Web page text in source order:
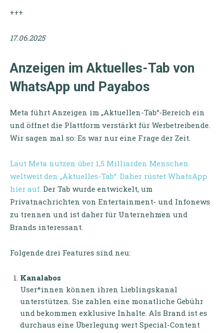
+++
17.06.2025
Anzeigen im Aktuelles-Tab von
WhatsApp und Payabos
Meta führt Anzeigen im „Aktuellen-Tab“-Bereich ein
und öffnet die Plattform verstärkt für Werbetreibende.
Wir sagen mal so: Es war nur eine Frage der Zeit.
Laut Meta nutzen über 1,5 Milliarden Menschen
weltweit den „Aktuelles-Tab“. Daher rüstet WhatsApp
hier auf. Der Tab wurde entwickelt, um
Privatnachrichten von Entertainment- und Infonews
zu trennen und ist daher für Unternehmen und
Brands interessant.
Folgende drei Features sind neu:
Kanalabos
User*innen können ihren Lieblingskanal
unterstützen. Sie zahlen eine monatliche Gebühr
und bekommen exklusive Inhalte. Als Brand ist es
durchaus eine Überlegung wert Special-Content